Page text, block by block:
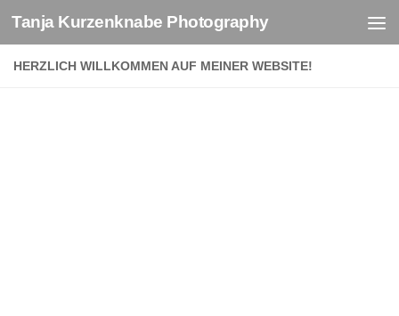
Zum Inhalt springen
Tanja Kurzenknabe Photography
HERZLICH WILLKOMMEN AUF MEINER WEBSITE!